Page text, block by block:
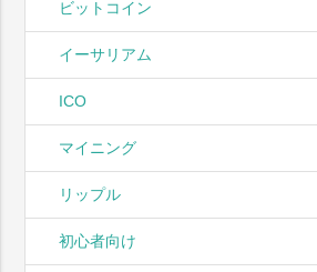
ビットコイン
イーサリアム
ICO
マイニング
リップル
初心者向け